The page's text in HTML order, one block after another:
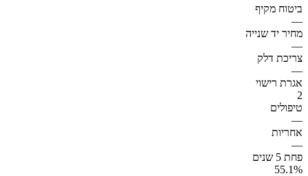
ביטוח מקיף
—
מחיר יד שנייה
—
צריכת דלק
—
אגרת רישוי
2
טיפולים
—
אחריות
—
פחת 5 שנים
55.1%